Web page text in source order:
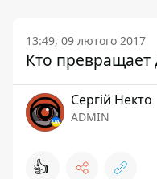
13:49, 09 лютого 2017
Кто превращает
Сергій Некто
ADMIN
👍